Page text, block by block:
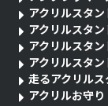
アクリルスタ
アクリルスタ
アクリルスタ
アクリルスタ
走るアクリルス
アクリルお守り